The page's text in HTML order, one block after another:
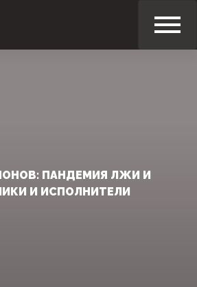
ПАНДЕМИЯ ЛЖИ И
И ИСПОЛНИТЕЛИ